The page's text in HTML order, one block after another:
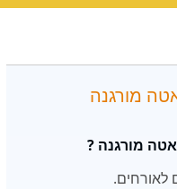
מורגנה
מורגנה ?
לאורחים.